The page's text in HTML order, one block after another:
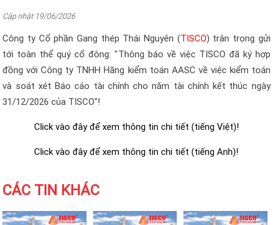
Cập nhật 19/06/2026
Công ty Cổ phần Gang thép Thái Nguyên (TISCO) trân trọng gửi
tới toàn thể quý cổ đông: "Thông báo về việc TISCO đã ký hợp
đồng với Công ty TNHH Hãng kiểm toán AASC về việc kiểm toán
và soát xét Báo cáo tài chính cho năm tài chính kết thúc ngày
31/12/2026 của TISCO"!
Clickvào đâyđể xem thông tin chi tiết (tiếng Việt)!
Clickvào đây để xem thông tin chi tiết (tiếng Anh)!
CÁC TIN KHÁC